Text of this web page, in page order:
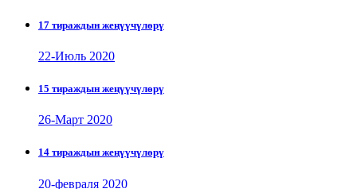
17 тираждын жеңүүчүлөрү
22-Июль 2020
15 тираждын жеңүүчүлөрү
26-Март 2020
14 тираждын жеңүүчүлөрү
20-февраля 2020